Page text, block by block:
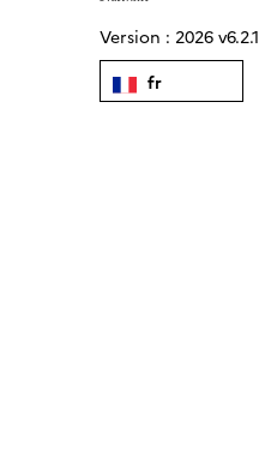
Version : 2026 v6.2.1
fr